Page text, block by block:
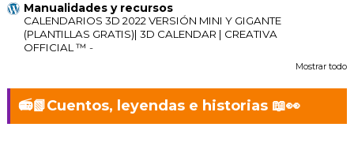
Manualidades y recursos
CALENDARIOS 3D 2022 VERSIÓN MINI Y GIGANTE
(PLANTILLAS GRATIS)| 3D CALENDAR | CREATIVA
OFFICIAL ™ -
Mostrar todo
📻📗Cuentos, leyendas e historias 📖👀